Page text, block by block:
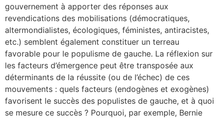
gouvernement à apporter des réponses aux
revendications des mobilisations (démocratiques,
altermondialistes, écologiques, féministes, antiracistes,
etc.) semblent également constituer un terreau
favorable pour le populisme de gauche. La réflexion sur
les facteurs d’émergence peut être transposée aux
déterminants de la réussite (ou de l’échec) de ces
mouvements : quels facteurs (endogènes et exogènes)
favorisent le succès des populistes de gauche, et à quoi
se mesure ce succès ? Pourquoi, par exemple, Bernie